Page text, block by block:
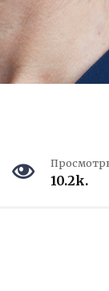
10.2k.